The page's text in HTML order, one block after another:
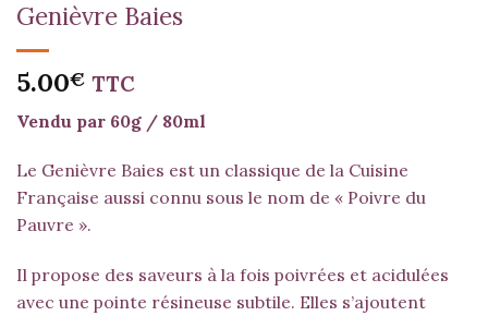
Genièvre Baies
5.00€ TTC
Vendu par 60g / 80ml
Le Genièvre Baies est un classique de la Cuisine
Française aussi connu sous le nom de « Poivre du
Pauvre ».
Il propose des saveurs à la fois poivrées et acidulées
avec une pointe résineuse subtile. Elles s’ajoutent